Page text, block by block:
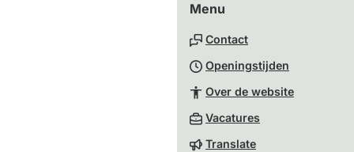
boven
het
begin
van
paginainhoud
Menu
Contact
Openingstijden
Over de website
Vacatures(Verwijst
Translate